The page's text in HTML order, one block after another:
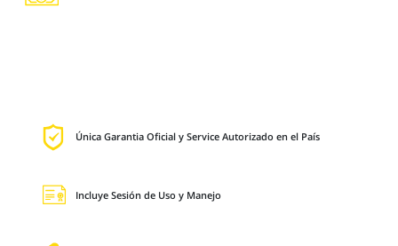
Única Garantia Oficial y Service Autorizado en el País
Incluye Sesión de Uso y Manejo